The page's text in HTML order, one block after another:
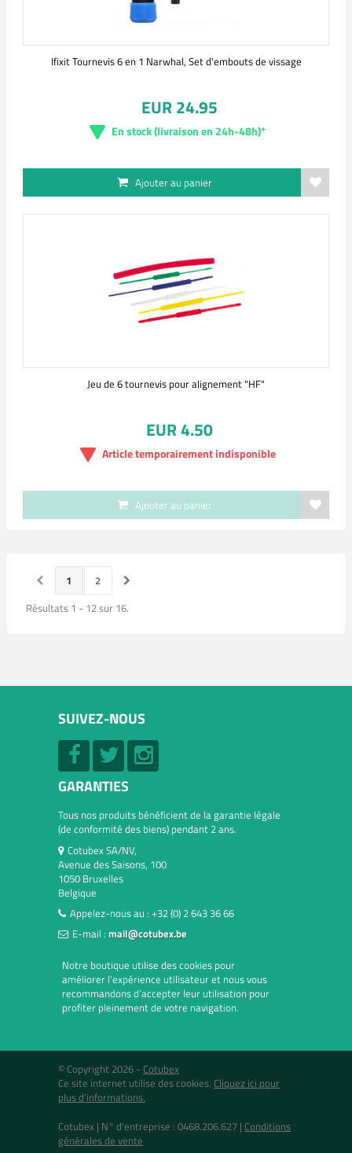
Ifixit Tournevis 6 en 1 Narwhal, Set d'embouts de vissage
EUR 24.95
En stock (livraison en 24h-48h)*
Ajouter au panier
Jeu de 6 tournevis pour alignement "HF"
EUR 4.50
Article temporairement indisponible
Ajouter au panier
1
2
Résultats 1 - 12 sur 16.
SUIVEZ-NOUS
GARANTIES
Tous nos produits bénéficient de la garantie légale
(de conformité des biens) pendant 2 ans.
Cotubex SA/NV,
Avenue des Saisons, 100
1050 Bruxelles
Belgique
Appelez-nous au : +32 (0) 2 643 36 66
E-mail : mail@cotubex.be
Notre boutique utilise des cookies pour
améliorer l’expérience utilisateur et nous vous
recommandons d’accepter leur utilisation pour
profiter pleinement de votre navigation.
© Copyright 2026 - Cotubex
Ce site internet utilise des cookies. Cliquez ici pour
plus d'informations.
Cotubex | N° d'entreprise : 0468.206.627 | Conditions
générales de vente